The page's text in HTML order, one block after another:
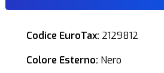
Codice EuroTax: 2129812
Colore Esterno: Nero